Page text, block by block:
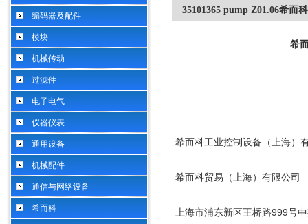
编码器及配件
模块
机械传动
过滤件
电子电气
仪器仪表
通用设备
机械配件
通信与网络设备
希而科
35101365 pump Z01.06希而
希
希而科工业控制设备（上海）
希而科贸易（上海）有限公司
上海市浦东新区王桥路999号